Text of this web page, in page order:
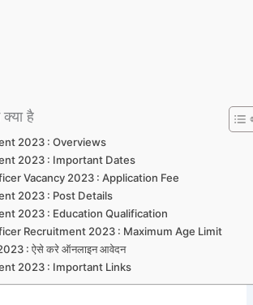
है
2023 : Overviews
2023 : Important Dates
Vacancy 2023 : Application Fee
2023 : Post Details
2023 : Education Qualification
Recruitment 2023 : Maximum Age Limit
: ऐसे करे ऑनलाइन आवेदन
2023 : Important Links